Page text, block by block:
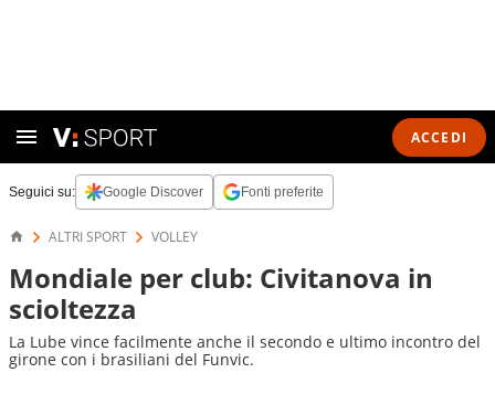
ACCEDI
Seguici su: Google Discover Fonti preferite
ALTRI SPORT VOLLEY
Mondiale per club: Civitanova in
scioltezza
La Lube vince facilmente anche il secondo e ultimo incontro del
girone con i brasiliani del Funvic.